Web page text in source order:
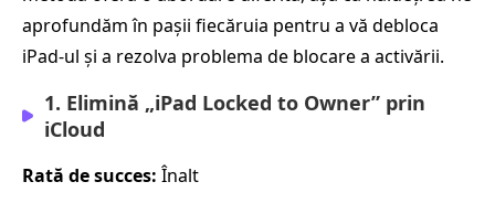
aprofundăm în pașii fiecăruia pentru a vă debloca
iPad-ul și a rezolva problema de blocare a activării.
1. Elimină „iPad Locked to Owner” prin
iCloud
Rată de succes: Înalt